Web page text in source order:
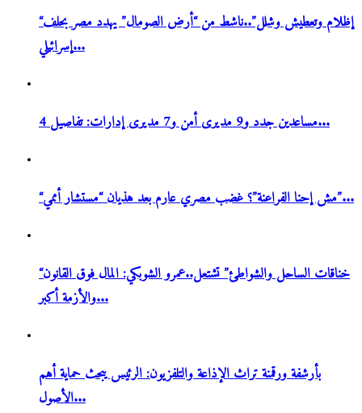
“إظلام وتعطيش وشلل”..ناشط من “أرض الصومال” يهدد مصر بحلف
إسرائيلي...
4 مساعدين جدد و9 مديرى أمن و7 مديرى إدارات: تفاصيل...
“مش إحنا الفراعنة”؟ غضب مصري عارم بعد هذيان “مستشار أممي”...
“خناقات الساحل والشواطئ” تشتعل..عمرو الشوبكي: المال فوق القانون
والأزمة أكبر...
بأرشفة ورقمنة تراث الإذاعة والتلفزيون: الرئيس يبحث حماية أهم
الأصول...